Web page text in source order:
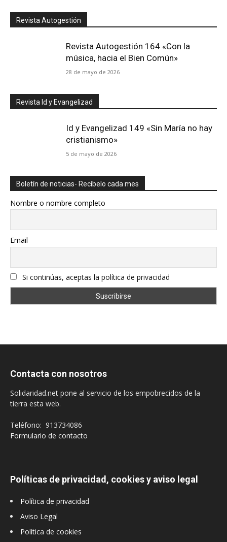
Revista Autogestión
Revista Autogestión 164 «Con la
música, hacia el Bien Común»
28 de mayo de 2026
Revista Id y Evangelizad
Id y Evangelizad 149 «Sin María no hay
cristianismo»
5 de mayo de 2026
Boletín de noticias- Recíbelo cada mes
Nombre o nombre completo
Email
Si continúas, aceptas la política de privacidad
Contacta con nosotros
Solidaridad.net pone al servicio de los empobrecidos de la
tierra esta web.
Teléfono: 913734086
Formulario de contacto
Políticas de privacidad, cookies y aviso legal
Política de privacidad
Aviso Legal
Política de cookies